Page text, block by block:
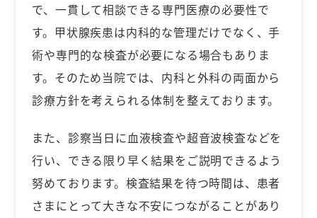
で、一貫して相談できる専門医療の必要性で
す。甲状腺疾患は内科的な管理だけでなく、手
術や専門的な検査が必要になる場合もありま
す。そのため当院では、内科と外科の両面から
診療方針を考えられる体制を整えております。
また、診察当日に血液検査や超音波検査などを
行い、できる限り早く結果をご説明できるよう
努めております。検査結果を待つ時間は、患者
さまにとって大きな不安につながることがあり